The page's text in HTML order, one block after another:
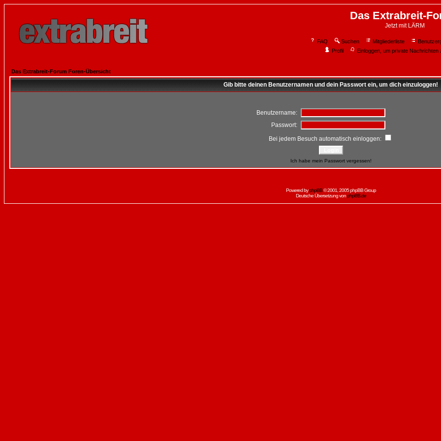
Das Extrabreit-
Jetzt mit LÄRM
FAQ Suchen Mitgliederliste
Profil
Einloggen, um private Nachrichten
Das Extrabreit-Forum Foren-Übersicht
Gib bitte deinen Benutzernamen und dein Passwort ein, um dich einzuloggen!
Benutzername:
Passwort:
Bei jedem Besuch automatisch einloggen:
Ich habe mein Passwort vergessen!
Powered byphpBB© 2001, 2005 phpBB Group
Deutsche Übersetzung vonphpBB.de